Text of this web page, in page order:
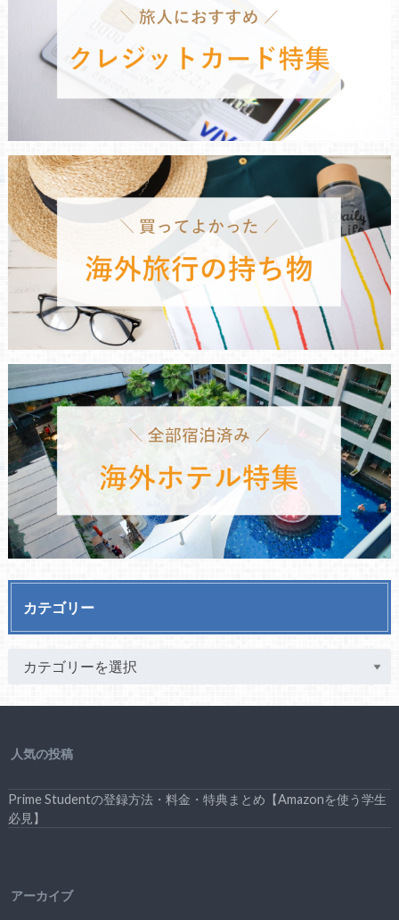
カテゴリー
人気の投稿
Prime Studentの登録方法・料金・特典まとめ【Amazonを使う学生
必見】
アーカイブ